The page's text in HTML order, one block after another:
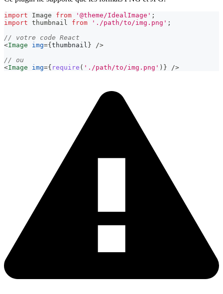
import Image from '@theme/IdealImage' ;
import thumbnail from './path/to/img.png' ;
// votre code React
<Image img={ thumbnail }
/>
// ou
<Image img={ require ( './path/to/img.png' ) } />